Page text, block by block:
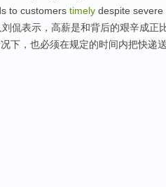
to customers timely despite severe
刘侃表示 ， 高薪是和背后的艰辛成正
下，也必须在规定的时间内把快递